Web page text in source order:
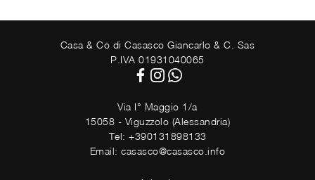
Casa & Co di Casasco Giancarlo & C. Sas
P.IVA 01931040065
Via I° Maggio 1/a
15058 - Viguzzolo (Alessandria)
Tel: +390131898133
Email: casasco@casasco.info